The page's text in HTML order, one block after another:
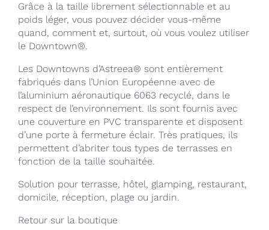
Grâce à la taille librement sélectionnable et au
poids léger, vous pouvez décider vous-même
quand, comment et, surtout, où vous voulez utiliser
le Downtown®.
Les Downtowns d’Astreea® sont entièrement
fabriqués dans l’Union Européenne avec de
l’aluminium aéronautique 6063 recyclé, dans le
respect de l’environnement. Ils sont fournis avec
une couverture en PVC transparente et disposent
d’une porte à fermeture éclair. Très pratiques, ils
permettent d’abriter tous types de terrasses en
fonction de la taille souhaitée.
Solution pour terrasse, hôtel, glamping, restaurant,
domicile, réception, plage ou jardin.
Retour sur la boutique